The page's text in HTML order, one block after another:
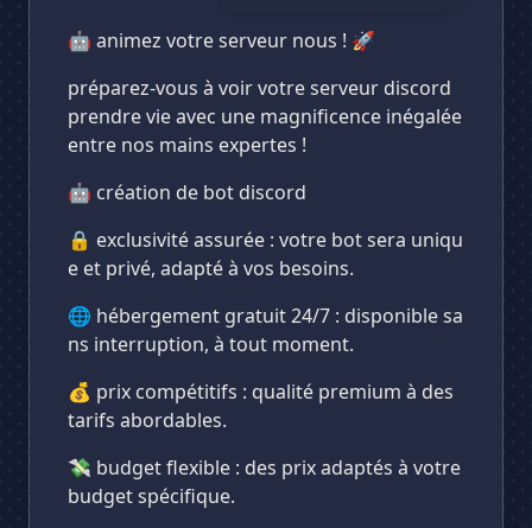
🤖 animez votre serveur nous ! 🚀
préparez-vous à voir votre serveur discord
prendre vie avec une magnificence inégalée
entre nos mains expertes !
🤖 création de bot discord
🔒 exclusivité assurée : votre bot sera uniqu
e et privé, adapté à vos besoins.
🌐 hébergement gratuit 24/7 : disponible sa
ns interruption, à tout moment.
💰 prix compétitifs : qualité premium à des
tarifs abordables.
💸 budget flexible : des prix adaptés à votre
budget spécifique.